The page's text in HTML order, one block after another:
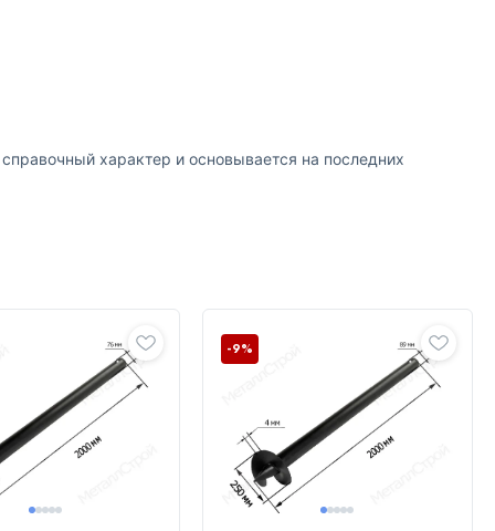
характер и основывается на последних
-9%